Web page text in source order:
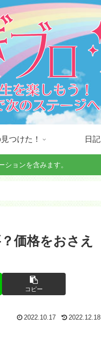
つけた！ 日記
ションを含みます。
価格をおさえ
コピー
2022.10.17 2022.12.18